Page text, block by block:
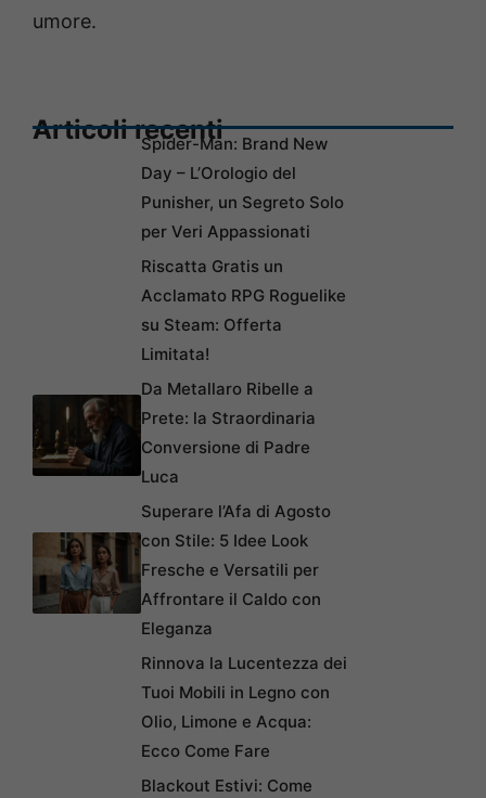
umore.
Articoli recentiSpider-Man: Brand New
Day – L’Orologio del
Punisher, un Segreto Solo
per Veri Appassionati
Riscatta Gratis un
Acclamato RPG Roguelike
su Steam: Offerta
Limitata!
Da Metallaro Ribelle a
Prete: la Straordinaria
Conversione di Padre
Luca
Superare l’Afa di Agosto
con Stile: 5 Idee Look
Fresche e Versatili per
Affrontare il Caldo con
Eleganza
Rinnova la Lucentezza dei
Tuoi Mobili in Legno con
Olio, Limone e Acqua:
Ecco Come Fare
Blackout Estivi: Come